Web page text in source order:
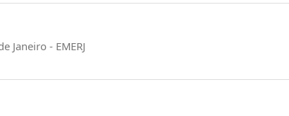
Janeiro - EMERJ